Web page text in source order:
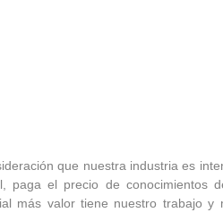
que nuestra industria es
paga el precio de conocimientos
más valor tiene nuestro trabajo y